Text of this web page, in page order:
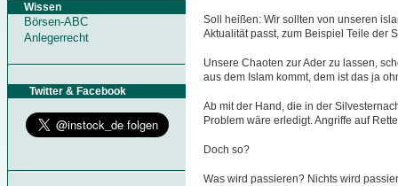
Wissen
Börsen-ABC
Anlegerrecht
Twitter & Facebook
Soll heißen: Wir sollten von unseren
Aktualität passt, zum Beispiel Teile der
Unsere Chaoten zur Ader zu lassen,
aus dem Islam kommt, dem ist das ja
Ab mit der Hand, die in der
Problem wäre erledigt. Angriffe auf
Doch so?
Was wird passieren? Nichts wird